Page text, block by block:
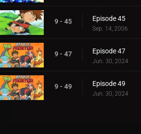
9 - 45 Episode 45
Sep. 14, 2006
9 - 47 Episode 47
Jun. 30, 2024
9 - 49 Episode 49
Jun. 30, 2024